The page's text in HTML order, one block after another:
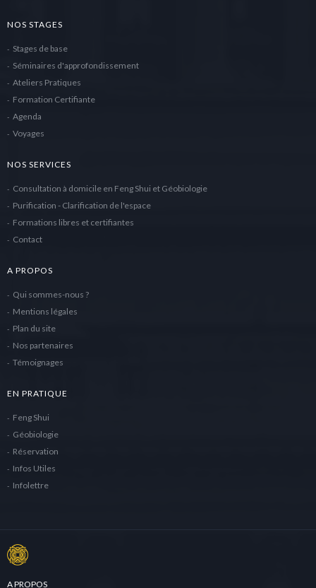
NOS STAGES
Stages de base
Séminaires d'approfondissement
Ateliers Pratiques
Formation Certifiante
Agenda
Voyages
NOS SERVICES
Consultation à domicile en Feng Shui et Géobiologie
Purification - Clarification de l'espace
Formations libres et certifiantes
Contact
A PROPOS
Qui sommes-nous ?
Mentions légales
Plan du site
Nos partenaires
Témoignages
EN PRATIQUE
Feng Shui
Géobiologie
Réservation
Infos Utiles
Infolettre
A PROPOS